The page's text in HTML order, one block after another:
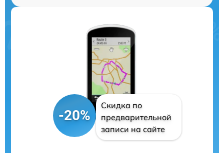
-20%
Скидка по
предварительной
записи на сайте